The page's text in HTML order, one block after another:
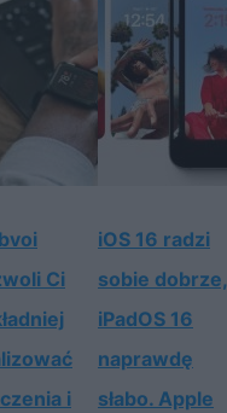
Ci
i
iOS 16 radzi
sobie dobrze,
iPadOS 16
naprawdę
słabo. Apple